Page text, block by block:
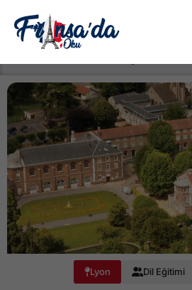
Lyon Dil Eğitimi